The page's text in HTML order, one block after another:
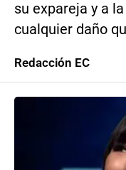
su expareja y a
cualquier daño
Redacción EC